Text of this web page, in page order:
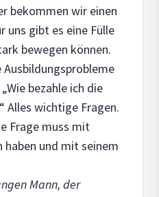
bekommen wir einen
uns gibt es eine Fülle
bewegen können.
Ausbildungsprobleme
bezahle ich die
Alles wichtige Fragen.
Frage muss mit
haben und mit seinem
Mann, der